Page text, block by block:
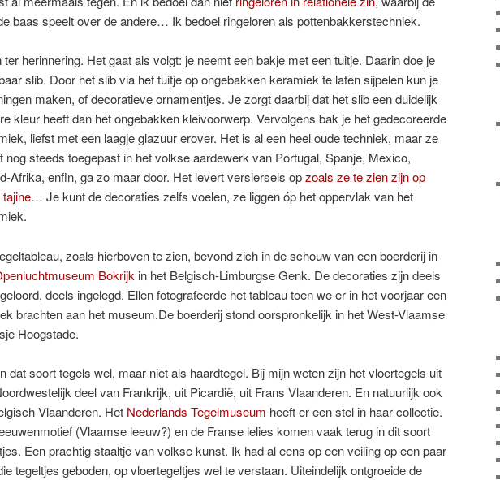
baas speelt over de andere… Ik bedoel ringeloren als pottenbakkerstechniek.
ter herinnering. Het gaat als volgt: je neemt een bakje met een tuitje. Daarin doe je
slib. Door het slib via het tuitje op ongebakken keramiek te laten sijpelen kun je
maken, of decoratieve ornamentjes. Je zorgt daarbij dat het slib een duidelijk
kleur heeft dan het ongebakken kleivoorwerp. Vervolgens bak je het gedecoreerde
liefst met een laagje glazuur erover. Het is al een heel oude techniek, maar ze
nog steeds toegepast in het volkse aardewerk van Portugal, Spanje, Mexico,
Afrika, enfin, ga zo maar door. Het levert versiersels opzoals ze te zien zijn op
… Je kunt de decoraties zelfs voelen, ze liggen óp het oppervlak van het
zoals hierboven te zien, bevond zich in de schouw van een boerderij in
Bokrijk in het Belgisch-Limburgse Genk. De decoraties zijn deels
deels ingelegd. Ellen fotografeerde het tableau toen we er in het voorjaar een
brachten aan het museum.De boerderij stond oorspronkelijk in het West-Vlaamse
Hoogstade.
dat soort tegels wel, maar niet als haardtegel. Bij mijn weten zijn het vloertegels uit
deel van Frankrijk, uit Picardië, uit Frans Vlaanderen. En natuurlijk ook
Vlaanderen. Het Nederlands Tegelmuseum heeft er een stel in haar collectie.
(Vlaamse leeuw?) en de Franse lelies komen vaak terug in dit soort
Een prachtig staaltje van volkse kunst. Ik had al eens op een veiling op een paar
tegeltjes geboden, op vloertegeltjes wel te verstaan. Uiteindelijk ontgroeide de